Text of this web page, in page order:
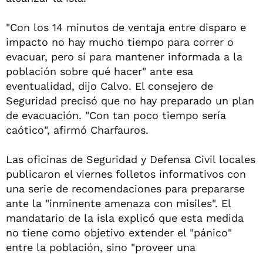
"Con los 14 minutos de ventaja entre disparo e
impacto no hay mucho tiempo para correr o
evacuar, pero sí para mantener informada a la
población sobre qué hacer" ante esa
eventualidad, dijo Calvo. El consejero de
Seguridad precisó que no hay preparado un plan
de evacuación. "Con tan poco tiempo sería
caótico", afirmó Charfauros.
Las oficinas de Seguridad y Defensa Civil locales
publicaron el viernes folletos informativos con
una serie de recomendaciones para prepararse
ante la "inminente amenaza con misiles". El
mandatario de la isla explicó que esta medida
no tiene como objetivo extender el "pánico"
entre la población, sino "proveer una